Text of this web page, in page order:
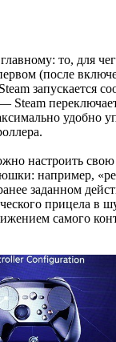
то, для
(после
запускается
Steam
удобно
настроить свою
например,
заданном
прицела в
самого